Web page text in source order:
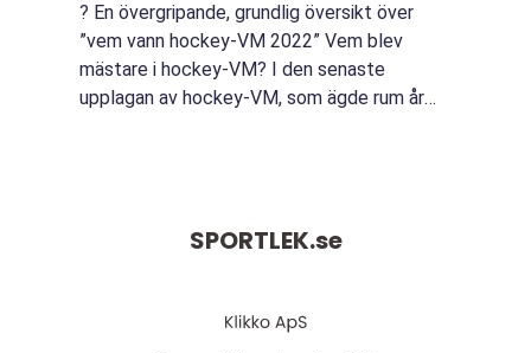
? En övergripande, grundlig översikt över
”vem vann hockey-VM 2022” Vem blev
mästare i hockey-VM? I den senaste
upplagan av hockey-VM, som ägde rum år
SPORTLEK.se